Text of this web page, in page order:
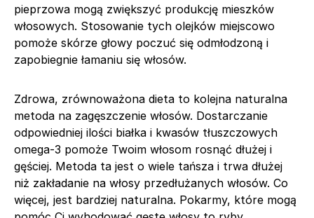
pieprzowa mogą zwiększyć produkcję mieszków
włosowych. Stosowanie tych olejków miejscowo
pomoże skórze głowy poczuć się odmłodzoną i
zapobiegnie łamaniu się włosów.
Zdrowa, zrównoważona dieta to kolejna naturalna
metoda na zagęszczenie włosów. Dostarczanie
odpowiedniej ilości białka i kwasów tłuszczowych
omega-3 pomoże Twoim włosom rosnąć dłużej i
gęściej. Metoda ta jest o wiele tańsza i trwa dłużej
niż zakładanie na włosy przedłużanych włosów. Co
więcej, jest bardziej naturalna. Pokarmy, które mogą